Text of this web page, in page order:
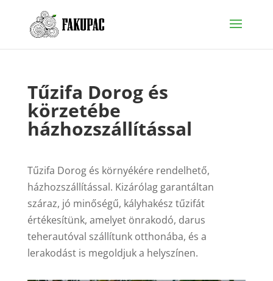
Tűzifa Dorog és
körzetébe
házhozszállítással
Tűzifa Dorog és környékére rendelhető,
házhozszállítással. Kizárólag garantáltan
száraz, jó minőségű, kályhakész tűzifát
értékesítünk, amelyet önrakodó, darus
teherautóval szállítunk otthonába, és a
lerakodást is megoldjuk a helyszínen.